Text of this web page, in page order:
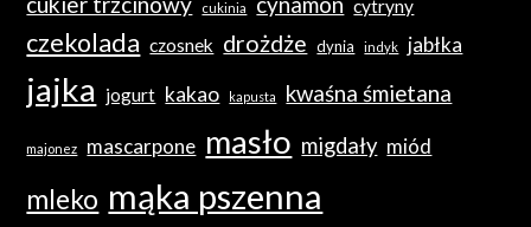
cukinia cytryny
czekolada czosnek drożdże dynia indyk jabłka
jajka jogurt kakao kapusta kwaśna śmietana
majonez mascarpone masło migdały miód
mleko mąka pszenna